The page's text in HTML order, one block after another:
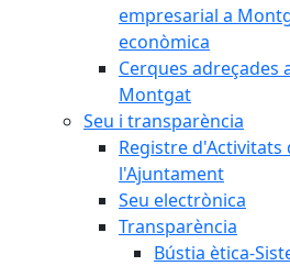
empresarial a
econòmica
Cerques
Montgat
Seu i transparència
Registre d'Activitats
l'Ajuntament
Seu electrònica
Transparència
Bústia ètica-